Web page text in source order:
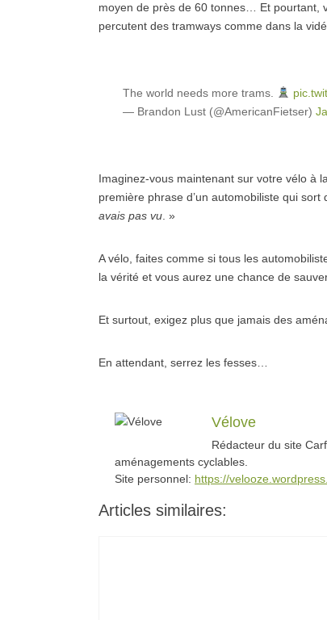
moyen de près de 60 tonnes… Et pourtant,
percutent des tramways comme dans la
The world needs more trams.
— Brandon Lust (@AmericanFietser)
Imaginez-vous maintenant sur votre vélo à
première phrase d’un automobiliste qui
avais pas vu . »
A vélo, faites comme si tous les
la vérité et vous aurez une chance de
Et surtout, exigez plus que jamais des
En attendant, serrez les fesses…
Vélove
Rédacteur du site
aménagements cyclables.
Site personnel: https://
Articles similaires: